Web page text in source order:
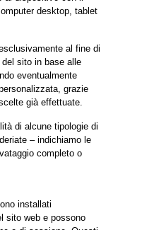
desktop, tablet
al fine di
sito in base alle
eventualmente
grazie
già effettuate.
di alcune tipologie di
– indichiamo le
completo o
installati
sito web e possono